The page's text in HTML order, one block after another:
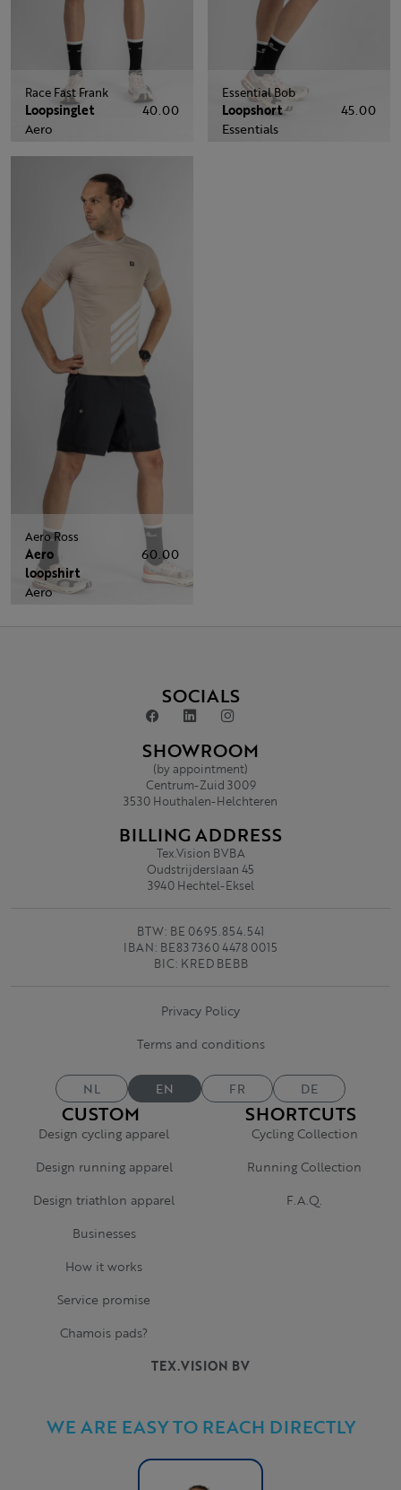
Race Fast Frank
Loopsinglet
Aero
40.00
Essential Bob
Loopshort
Essentials
45.00
Aero Ross
Aero
loopshirt
Aero
60.00
TEX.VISION BV
WE ARE EASY TO REACH DIRECTLY
CUSTOM
Design cycling apparel
Design running apparel
Design triathlon apparel
Businesses
How it works
Service promise
Chamois pads?
SHORTCUTS
Cycling Collection
Running Collection
F.A.Q.
SOCIALS
SHOWROOM
(by appointment)
Centrum-Zuid 3009
3530 Houthalen-Helchteren
BILLING ADDRESS
Tex.Vision BVBA
Oudstrijderslaan 45
3940 Hechtel-Eksel
BTW: BE 0695.854.541
IBAN: BE83 7360 4478 0015
BIC: KRED BEBB
Privacy Policy
Terms and conditions
NL EN FR DE